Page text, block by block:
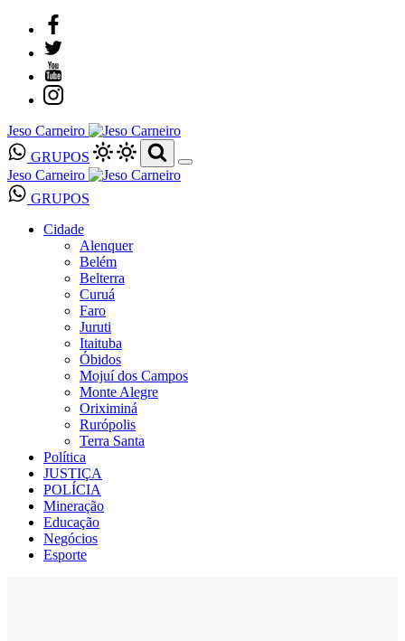
Jeso Carneiro
GRUPOS
Jeso Carneiro
GRUPOS
Cidade
Alenquer
Belém
Belterra
Curuá
Faro
Juruti
Itaituba
Óbidos
Mojuí dos Campos
Monte Alegre
Oriximiná
Rurópolis
Terra Santa
Política
JUSTIÇA
POLÍCIA
Mineração
Educação
Negócios
Esporte